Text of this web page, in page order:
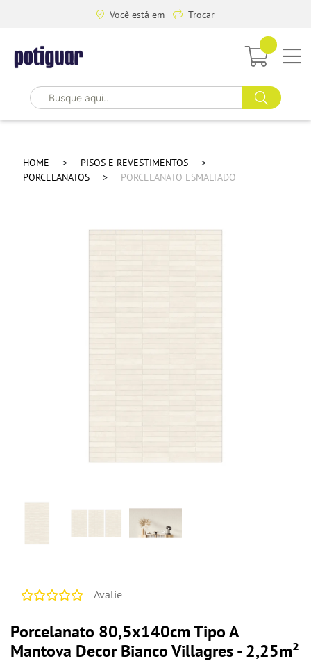
Você está em Trocar
HOME
PISOS E REVESTIMENTOS
PORCELANATOS
PORCELANATO ESMALTADO
Avalie
Porcelanato 80,5x140cm Tipo A
Mantova Decor Bianco Villagres - 2,25m²